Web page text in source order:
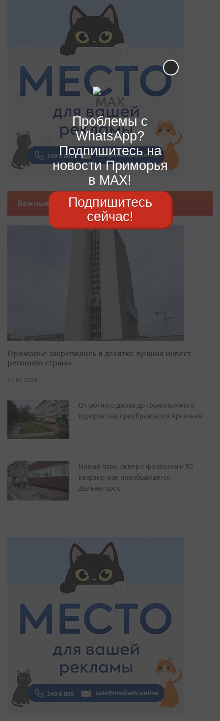
Важные новости
Приморье закрепилось в десятке лучших инвест-
регионов страны
17.07.2026
От уютного двора до горнолыжного
курорта: как преображается Арсеньев
Новый парк, сквер с фонтаном и 50
квартир: как преображается
Дальнегорск
Проблемы с
WhatsApp?
Подпишитесь на
новости Приморья
в MAX!
Подпишитесь
сейчас!